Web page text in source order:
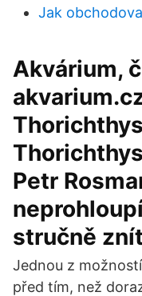
Jak
Akvárium,
Petr
stručně
Jednou z
před tím, než